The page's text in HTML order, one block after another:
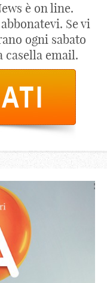
è on line.
Se vi
ogni sabato
casella email.